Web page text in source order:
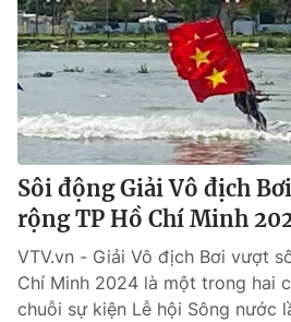
Sôi động Giải Vô địch
rộng TP Hồ Chí Minh
VTV.vn - Giải Vô địch Bơi vượt
Chí Minh 2024 là một trong hai
chuỗi sự kiện Lễ hội Sông nước